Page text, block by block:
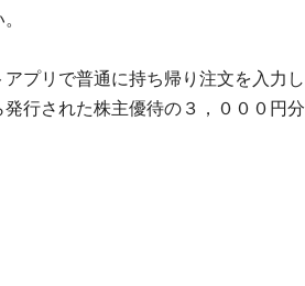
プリで普通に持ち帰り注文を入力し
行された株主優待の３，０００円分